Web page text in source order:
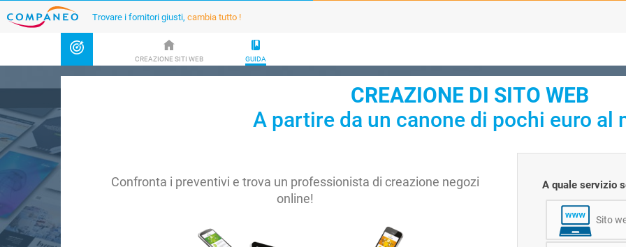
Trovare i fornitori giusti, cambia tutto !
CREAZIONE SITI WEB GUIDA
CREAZIONE DI SITO WEB
A partire da un canone di pochi euro al
Confronta i preventivi e trova un professionista di creazione negozi
online!
A quale servizio
Sito